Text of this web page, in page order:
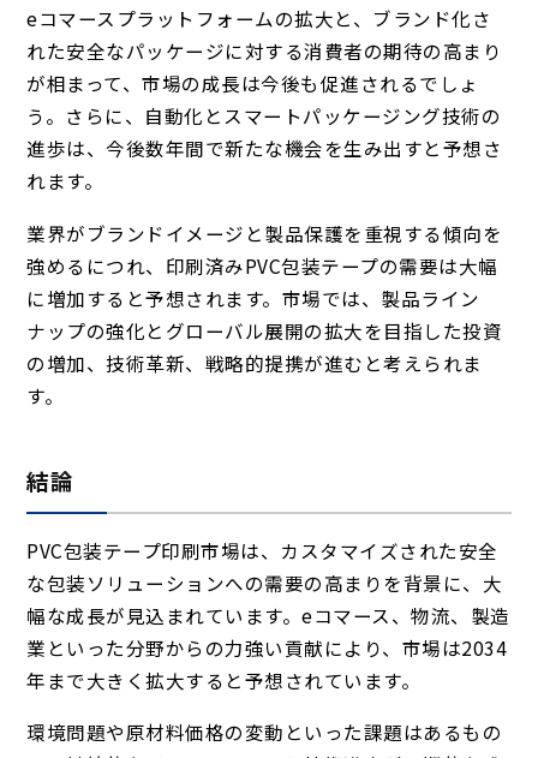
eコマースプラットフォームの拡大と、ブランド化さ
れた安全なパッケージに対する消費者の期待の高まり
が相まって、市場の成長は今後も促進されるでしょ
う。さらに、自動化とスマートパッケージング技術の
進歩は、今後数年間で新たな機会を生み出すと予想さ
れます。
業界がブランドイメージと製品保護を重視する傾向を
強めるにつれ、印刷済みPVC包装テープの需要は大幅
に増加すると予想されます。市場では、製品ライン
ナップの強化とグローバル展開の拡大を目指した投資
の増加、技術革新、戦略的提携が進むと考えられま
す。
結論
PVC包装テープ印刷市場は、カスタマイズされた安全
な包装ソリューションへの需要の高まりを背景に、大
幅な成長が見込まれています。eコマース、物流、製造
業といった分野からの力強い貢献により、市場は2034
年まで大きく拡大すると予想されています。
環境問題や原材料価格の変動といった課題はあるもの